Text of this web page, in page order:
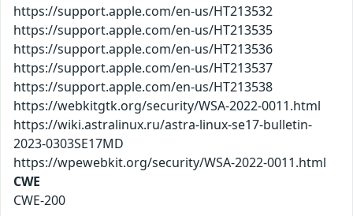
https://support.apple.com/en-us/HT213532
https://support.apple.com/en-us/HT213535
https://support.apple.com/en-us/HT213536
https://support.apple.com/en-us/HT213537
https://support.apple.com/en-us/HT213538
https://webkitgtk.org/security/WSA-2022-0011.html
https://wiki.astralinux.ru/astra-linux-se17-bulletin-
2023-0303SE17MD
https://wpewebkit.org/security/WSA-2022-0011.html
CWE
CWE-200